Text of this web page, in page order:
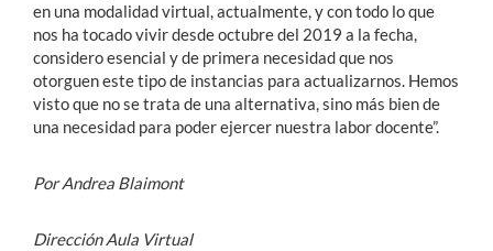
en una modalidad virtual, actualmente, y con todo lo que
nos ha tocado vivir desde octubre del 2019 a la fecha,
considero esencial y de primera necesidad que nos
otorguen este tipo de instancias para actualizarnos. Hemos
visto que no se trata de una alternativa, sino más bien de
una necesidad para poder ejercer nuestra labor docente”.
Por Andrea Blaimont
Dirección Aula Virtual